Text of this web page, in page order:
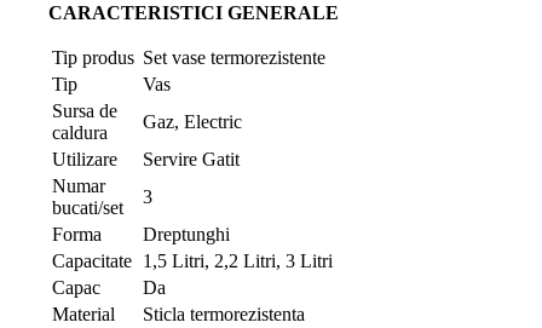
CARACTERISTICI GENERALE
Tip produs Set vase termorezistente
Tip
Vas
Sursa de
caldura
Gaz, Electric
Utilizare
Servire Gatit
Numar
bucati/set
3
Forma
Dreptunghi
Capacitate 1,5 Litri, 2,2 Litri, 3 Litri
Capac
Da
Material
Sticla termorezistenta